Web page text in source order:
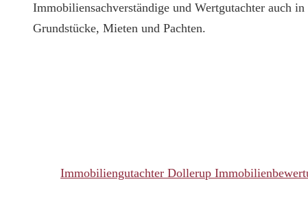
Immobiliensachverständige und Wertgutachter auch in
Grundstücke, Mieten und Pachten.
Immobiliengutachter Dollerup